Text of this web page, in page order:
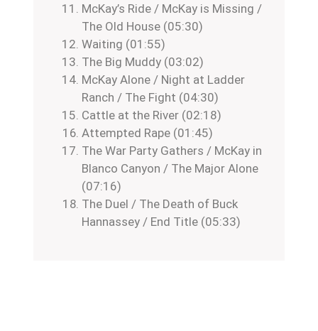
McKay’s Ride / McKay is Missing /
The Old House (05:30)
Waiting (01:55)
The Big Muddy (03:02)
McKay Alone / Night at Ladder
Ranch / The Fight (04:30)
Cattle at the River (02:18)
Attempted Rape (01:45)
The War Party Gathers / McKay in
Blanco Canyon / The Major Alone
(07:16)
The Duel / The Death of Buck
Hannassey / End Title (05:33)